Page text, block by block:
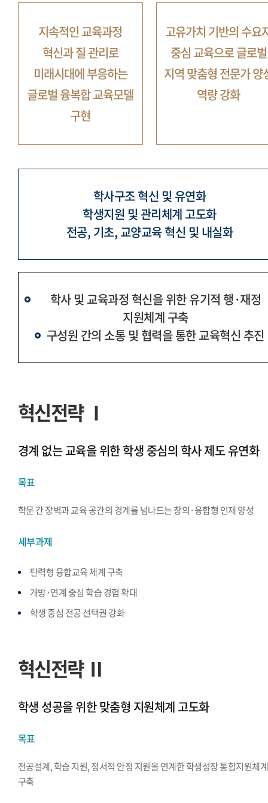
지속적인 교육과정
혁신과 질 관리로
미래시대에 부응하는
글로벌 융복합 교육모델
구현
고유가치 기반의 수요
중심 교육으로글로벌
지역 맞춤형 전문가 양
역량 강화
학사구조 혁신 및 유연화
학생지원 및 관리체계 고도화
전공, 기초, 교양교육 혁신 및 내실화
학사 및 교육과정 혁신을 위한 유기적 행·재정
지원체계 구축
구성원 간의 소통 및 협력을 통한 교육혁신 추진
혁신전략 Ⅰ
경계 없는 교육을 위한 학생 중심의 학사 제도 유연화
목표
학문 간 장벽과 교육 공간의 경계를 넘나드는 창의·융합형 인재 양성
세부과제
탄력형 융합교육 체계 구축
개방·연계 중심 학습 경험 확대
학생 중심 전공 선택권 강화
혁신전략 Ⅱ
학생 성공을 위한 맞춤형 지원체계 고도화
목표
전공설계, 학습 지원, 정서적 안정 지원을 연계한 학생성장 통합지원체계
구축